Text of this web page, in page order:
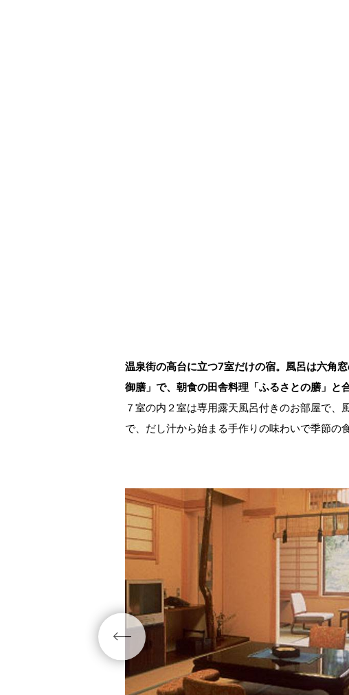
温泉街の高台に立つ7室だけの宿。風呂は六角
御膳」で、朝食の田舎料理「ふるさとの膳」と
７室の内２室は専用露天風呂付きのお部屋で
で、だし汁から始まる手作りの味わいで季節の